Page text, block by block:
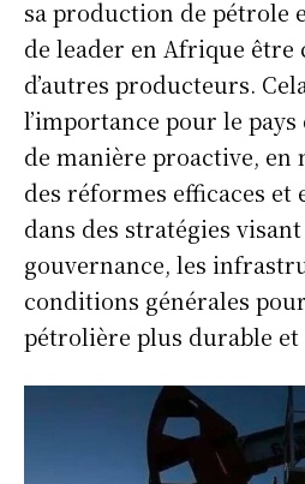
sa production de pétrole
de leader en Afrique être
d’autres producteurs.
l’importance pour le
de manière proactive,
des réformes efficaces et
dans des stratégies
gouvernance, les
conditions générales
pétrolière plus durable